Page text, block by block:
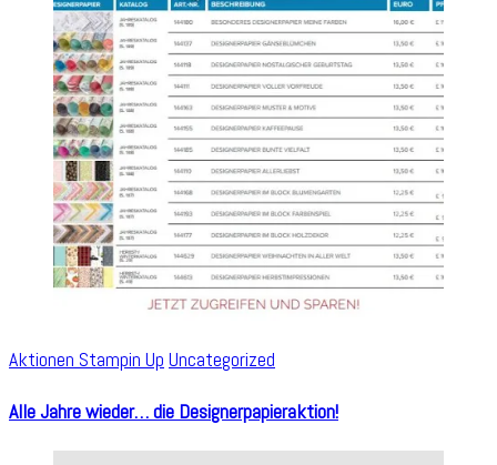
Aktionen Stampin Up Uncategorized
Alle Jahre wieder… die Designerpapieraktion!